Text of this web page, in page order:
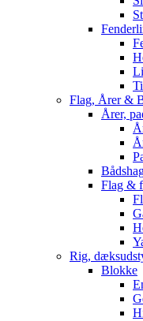
Flag, Årer &
Årer,
Flag &
Rig,
Blokke